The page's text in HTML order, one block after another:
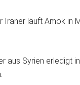
läuft Amok in
aus Syrien erledigt